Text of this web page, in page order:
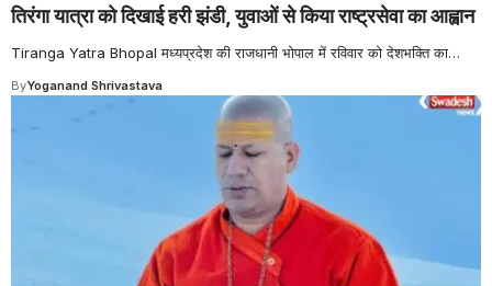
तिरंगा यात्रा को दिखाई हरी झंडी, युवाओं से किया राष्ट्रसेवा का आह्वान
Tiranga Yatra Bhopal मध्यप्रदेश की राजधानी भोपाल में रविवार को देशभक्ति का…
ByYoganand Shrivastava